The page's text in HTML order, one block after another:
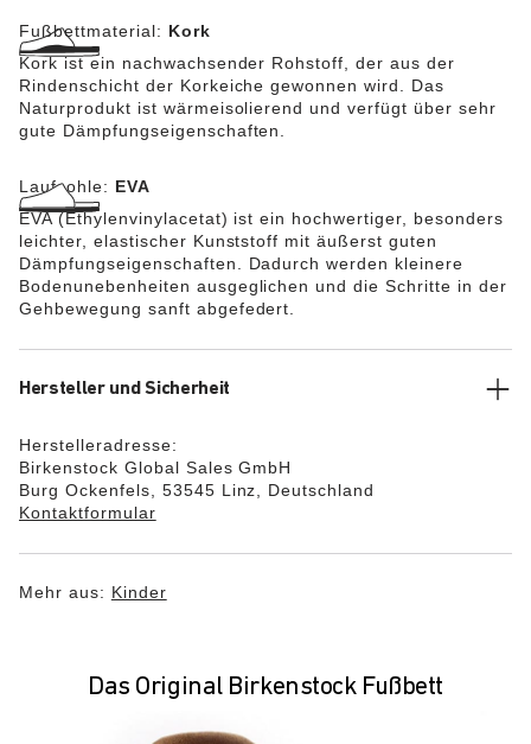
Fußbettmaterial: Kork
Kork ist ein nachwachsender Rohstoff, der aus der
Rindenschicht der Korkeiche gewonnen wird. Das
Naturprodukt ist wärmeisolierend und verfügt über sehr
gute Dämpfungseigenschaften.
Laufsohle: EVA
EVA (Ethylenvinylacetat) ist ein hochwertiger, besonders
leichter, elastischer Kunststoff mit äußerst guten
Dämpfungseigenschaften. Dadurch werden kleinere
Bodenunebenheiten ausgeglichen und die Schritte in der
Gehbewegung sanft abgefedert.
Hersteller und Sicherheit
Herstelleradresse:
Birkenstock Global Sales GmbH
Burg Ockenfels, 53545 Linz, Deutschland
Kontaktformular
Mehr aus: Kinder
Das Original Birkenstock Fußbett